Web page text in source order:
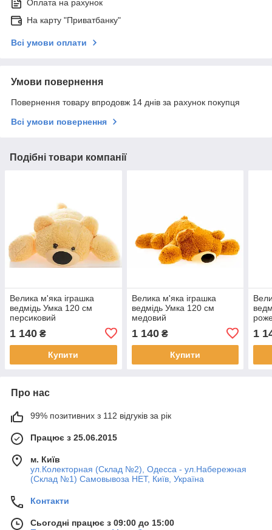
Оплата на рахунок
На карту "Приватбанку"
Всі умови оплати
Умови повернення
Повернення товару впродовж 14 днів за рахунок покупця
Всі умови повернення
Подібні товари компанії
Велика м'яка іграшка
ведмідь Умка 120 см
персиковий
1 140 ₴
Купити
Велика м'яка іграшка
ведмідь Умка 120 см
медовий
1 140₴
Купити
1
Про нас
99% позитивних з 112 відгуків за рік
Працює з 25.06.2015
м. Київ
ул.Колекторная (Склад №2), Одесса - ул.Набережная
(Склад №1) Самовывоза НЕТ, Київ, Україна
Контакти
Сьогодні працює з 09:00 до 15:00